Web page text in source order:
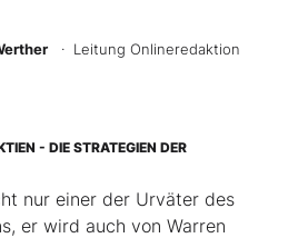
· Leitung Onlineredaktion
- DIE STRATEGIEN DER
nur einer der Urväter des
er wird auch von Warren